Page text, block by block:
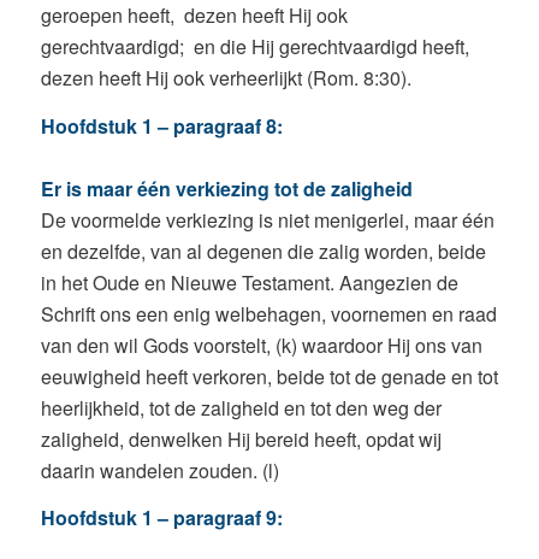
geroepen heeft, dezen heeft Hij ook
gerechtvaardigd; en die Hij gerechtvaardigd heeft,
dezen heeft Hij ook verheerlijkt (Rom. 8:30).
Hoofdstuk 1 – paragraaf 8:
Er is maar één verkiezing tot de zaligheid
De voormelde verkiezing is niet menigerlei, maar één
en dezelfde, van al degenen die zalig worden, beide
in het Oude en Nieuwe Testament. Aangezien de
Schrift ons een enig welbehagen, voornemen en raad
van den wil Gods voorstelt, (k) waardoor Hij ons van
eeuwigheid heeft verkoren, beide tot de genade en tot
heerlijkheid, tot de zaligheid en tot den weg der
zaligheid, denwelken Hij bereid heeft, opdat wij
daarin wandelen zouden. (l)
Hoofdstuk 1 – paragraaf 9: